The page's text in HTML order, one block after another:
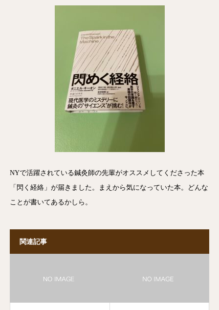
NYで活躍されている鍼灸師の先輩がオススメしてくださった本
「閃く経絡」が届きました。まえから気になっていた本。どんな
ことが書いてあるかしら。
関連記事